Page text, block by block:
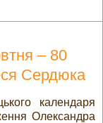
– 80
Сердюка
календаря
Олександра